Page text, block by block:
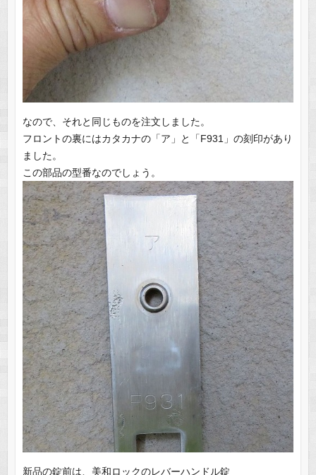
なので、それと同じものを注文しました。
フロントの裏にはカタカナの「ア」と「F931」の刻印があり
ました。
この部品の型番なのでしょう。
新品の錠前は、美和ロックのレバーハンドル錠